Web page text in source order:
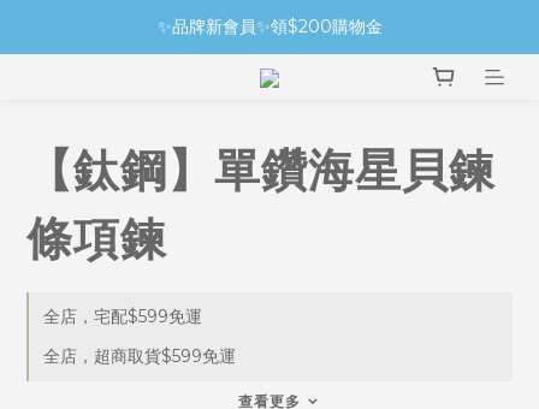
✨品牌新會員✨領$200購物金
【鈦鋼】單鑽海星貝鍊
條項鍊
全店，宅配$599免運
全店，超商取貨$599免運
查看更多